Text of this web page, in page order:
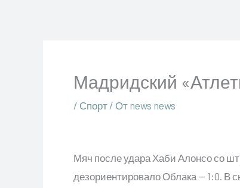
Мадридский
/ Спорт / От news news
Мяч после удара Хаби Алонсо со
дезориентировало Облака — 1:0. В